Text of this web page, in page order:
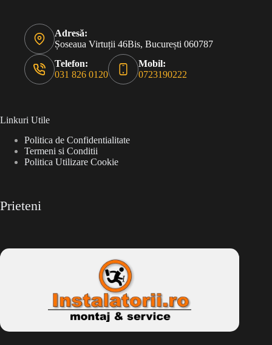
Adresă:
Șoseaua Virtuții 46Bis, București 060787
Telefon:
031 826 0120
Mobil:
0723190222
Linkuri Utile
Politica de Confidentialitate
Termeni si Conditii
Politica Utilizare Cookie
Prieteni